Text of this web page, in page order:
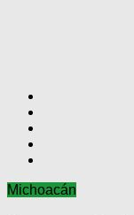
Michoacán